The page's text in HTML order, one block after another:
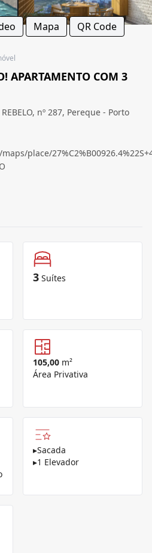
Mapa QR Code
APARTAMENTO COM 3
nº 287, Pereque - Porto
place/
3 Suítes
105,00 m²
Área Privativa
▸Sacada
▸1 Elevador